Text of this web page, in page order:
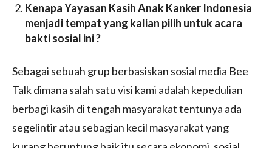
Kenapa Yayasan Kasih Anak Kanker Indonesia
menjadi tempat yang kalian pilih untuk acara
bakti sosial ini ?
Sebagai sebuah grup berbasiskan sosial media Bee
Talk dimana salah satu visi kami adalah kepedulian
berbagi kasih di tengah masyarakat tentunya ada
segelintir atau sebagian kecil masyarakat yang